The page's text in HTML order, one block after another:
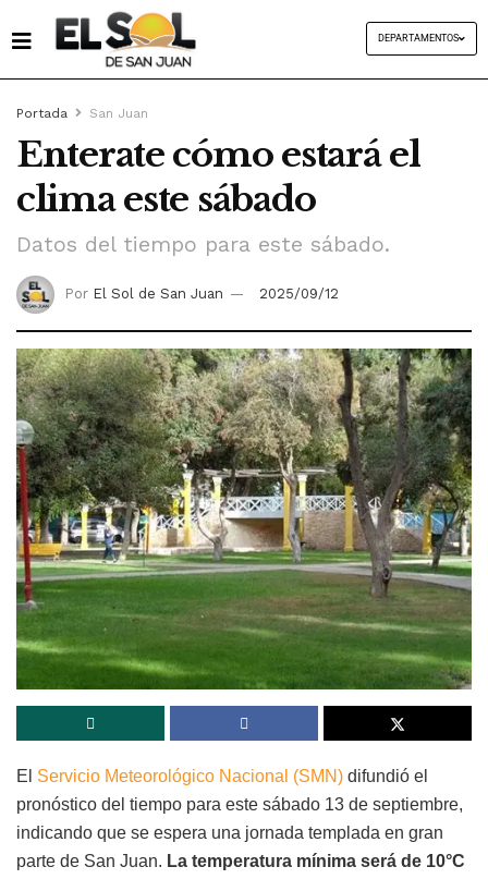
DEPARTAMENTOS
Portada San Juan
Enterate cómo estará el
clima este sábado
Datos del tiempo para este sábado.
Por El Sol de San Juan 2025/09/12
El Servicio Meteorológico Nacional (SMN) difundió el
pronóstico del tiempo para este sábado 13 de septiembre,
indicando que se espera una jornada templada en gran
parte de San Juan. La temperatura mínima será de 10°C